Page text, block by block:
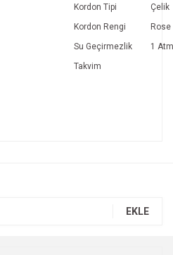
Kordon Tipi
Çelik
Kordon Rengi
Rose
Su Geçirmezlik
1 Atm
Takvim
EKLE